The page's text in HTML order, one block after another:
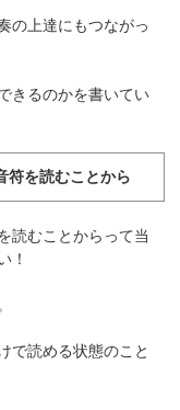
の上達にもつながっ
きるのかを書いてい
符を読むことから
読むことからって当
！
で読める状態のこと